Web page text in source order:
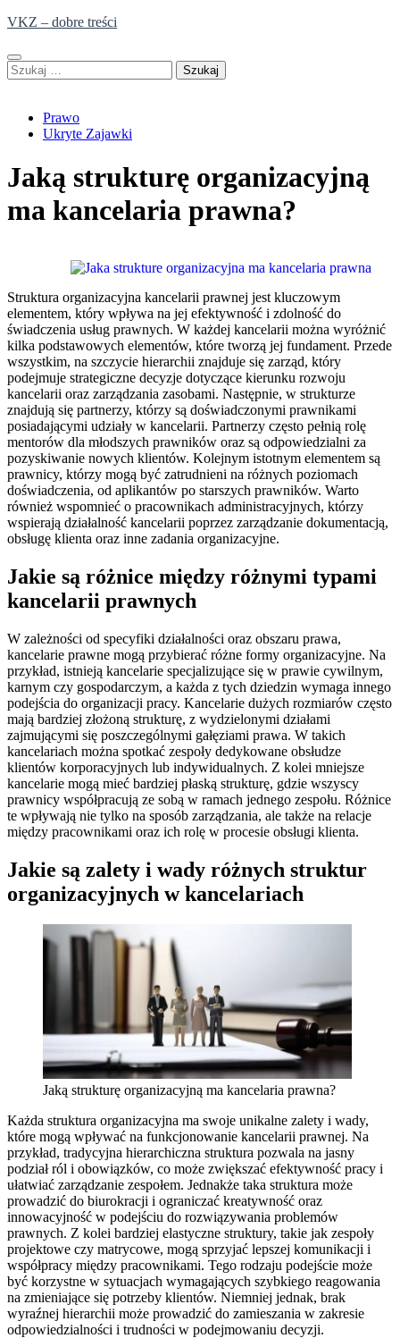
Skip
content
VKZ – dobre treści
Szukaj:
Prawo
Ukryte Zajawki
Jaką strukturę organizacyjną
ma kancelaria prawna?
Struktura organizacyjna kancelarii prawnej jest kluczowym
elementem, który wpływa na jej efektywność i zdolność do
świadczenia usług prawnych. W każdej kancelarii można wyróżnić
kilka podstawowych elementów, które tworzą jej fundament. Przede
wszystkim, na szczycie hierarchii znajduje się zarząd, który
podejmuje strategiczne decyzje dotyczące kierunku rozwoju
kancelarii oraz zarządzania zasobami. Następnie, w strukturze
znajdują się partnerzy, którzy są doświadczonymi prawnikami
posiadającymi udziały w kancelarii. Partnerzy często pełnią rolę
mentorów dla młodszych prawników oraz są odpowiedzialni za
pozyskiwanie nowych klientów. Kolejnym istotnym elementem są
prawnicy, którzy mogą być zatrudnieni na różnych poziomach
doświadczenia, od aplikantów po starszych prawników. Warto
również wspomnieć o pracownikach administracyjnych, którzy
wspierają działalność kancelarii poprzez zarządzanie dokumentacją,
obsługę klienta oraz inne zadania organizacyjne.
Jakie są różnice między różnymi typami
kancelarii prawnych
W zależności od specyfiki działalności oraz obszaru prawa,
kancelarie prawne mogą przybierać różne formy organizacyjne. Na
przykład, istnieją kancelarie specjalizujące się w prawie cywilnym,
karnym czy gospodarczym, a każda z tych dziedzin wymaga innego
podejścia do organizacji pracy. Kancelarie dużych rozmiarów często
mają bardziej złożoną strukturę, z wydzielonymi działami
zajmującymi się poszczególnymi gałęziami prawa. W takich
kancelariach można spotkać zespoły dedykowane obsłudze
klientów korporacyjnych lub indywidualnych. Z kolei mniejsze
kancelarie mogą mieć bardziej płaską strukturę, gdzie wszyscy
prawnicy współpracują ze sobą w ramach jednego zespołu. Różnice
te wpływają nie tylko na sposób zarządzania, ale także na relacje
między pracownikami oraz ich rolę w procesie obsługi klienta.
Jakie są zalety i wady różnych struktur
organizacyjnych w kancelariach
Jaką strukturę organizacyjną ma kancelaria prawna?
Każda struktura organizacyjna ma swoje unikalne zalety i wady,
które mogą wpływać na funkcjonowanie kancelarii prawnej. Na
przykład, tradycyjna hierarchiczna struktura pozwala na jasny
podział ról i obowiązków, co może zwiększać efektywność pracy i
ułatwiać zarządzanie zespołem. Jednakże taka struktura może
prowadzić do biurokracji i ograniczać kreatywność oraz
innowacyjność w podejściu do rozwiązywania problemów
prawnych. Z kolei bardziej elastyczne struktury, takie jak zespoły
projektowe czy matrycowe, mogą sprzyjać lepszej komunikacji i
współpracy między pracownikami. Tego rodzaju podejście może
być korzystne w sytuacjach wymagających szybkiego reagowania
na zmieniające się potrzeby klientów. Niemniej jednak, brak
wyraźnej hierarchii może prowadzić do zamieszania w zakresie
odpowiedzialności i trudności w podejmowaniu decyzji.